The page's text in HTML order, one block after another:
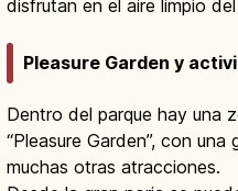
disfrutan en el aire limpio
Pleasure Garden y
Dentro del parque hay una
“Pleasure Garden”, con
muchas otras atracciones.